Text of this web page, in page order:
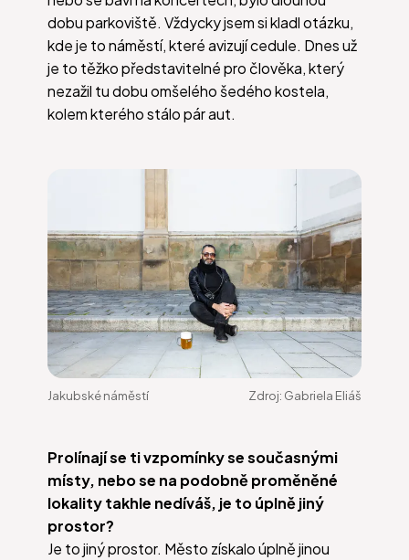
dobu parkoviště. Vždycky jsem si kladl otázku,
kde je to náměstí, které avizují cedule. Dnes už
je to těžko představitelné pro člověka, který
nezažil tu dobu omšelého šedého kostela,
kolem kterého stálo pár aut.
Jakubské náměstí Zdroj: Gabriela Eliáš
Prolínají se ti vzpomínky se současnými
místy, nebo se na podobně proměněné
lokality takhle nedíváš, je to úplně jiný
prostor?
Je to jiný prostor. Město získalo úplně jinou